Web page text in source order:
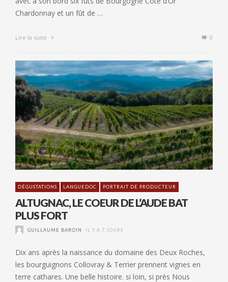
Chardonnay et un fût de …
Lire la suite 0
DÉGUSTATIONS LANGUEDOC PORTRAIT DE PRODUCTEUR
ALTUGNAC, LE COEUR DE L’AUDE BAT
PLUS FORT
GUILLAUME BAROIN IL Y A 7 JOURS
Dix ans après la naissance du domaine des Deux Roches,
les bourguignons Collovray & Terrier prennent vignes en
terre cathares. Une belle histoire. si loin, si près Nous